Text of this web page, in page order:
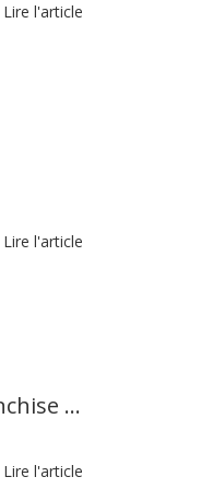
Lire l'article
Lire l'article
La nouvelle franchise CosmétiBoat dans Franchise Magazine
Lire l'article